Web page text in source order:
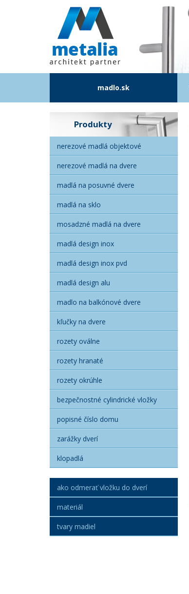
madlo.sk
Produkty
nerezové madlá objektové
nerezové madlá na dvere
madlá na posuvné dvere
madlá na sklo
mosadzné madlá na dvere
madlá design inox
madlá design inox pvd
madlá design alu
madlo na balkónové dvere
kľučky na dvere
rozety oválne
rozety hranaté
rozety okrúhle
bezpečnostné cylindrické vložky
popisné číslo domu
zarážky dverí
klopadlá
ako odmerať vložku do dverí
materiál
tvary madiel